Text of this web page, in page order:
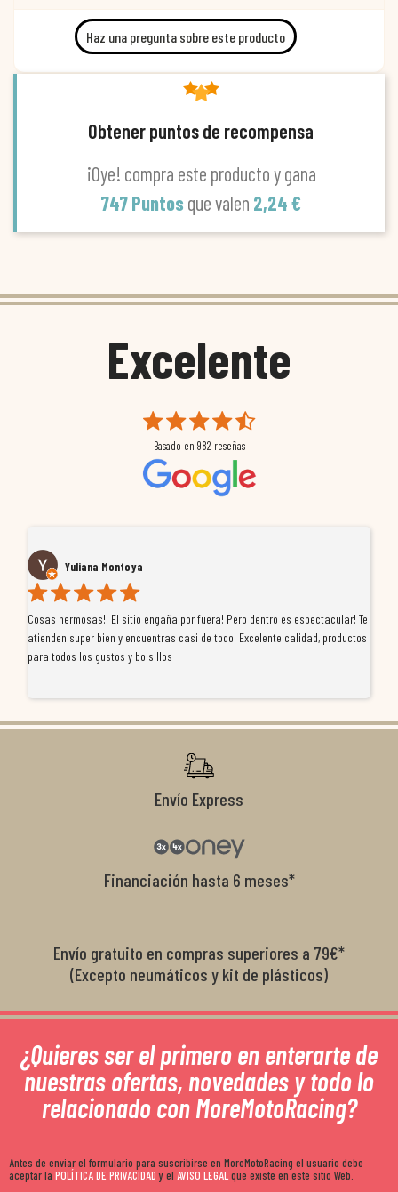
Haz una pregunta sobre este producto
Obtener puntos de recompensa
¡Oye! compra este producto y gana
747 Puntos que valen 2,24 €
Excelente
Basado en 982 reseñas
Yuliana Montoya
Cosas hermosas!! El sitio engaña por fuera! Pero dentro es espectacular! Te
atienden super bien y encuentras casi de todo! Excelente calidad, productos
para todos los gustos y bolsillos
Envío Express
Financiación hasta 6 meses*
Envío gratuito en compras superiores a 79€*
(Excepto neumáticos y kit de plásticos)
¿Quieres ser el primero en enterarte de
nuestras ofertas, novedades y todo lo
relacionado con MoreMotoRacing?
Antes de enviar el formulario para suscribirse en MoreMotoRacing el usuario debe
aceptar la POLÍTICA DE PRIVACIDADy el AVISO LEGALque existe en este sitio Web.